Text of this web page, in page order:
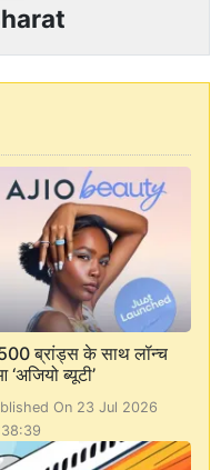
ब्रांड्स के साथ लॉन्च
ब्यूटी’
On 23 Jul 2026